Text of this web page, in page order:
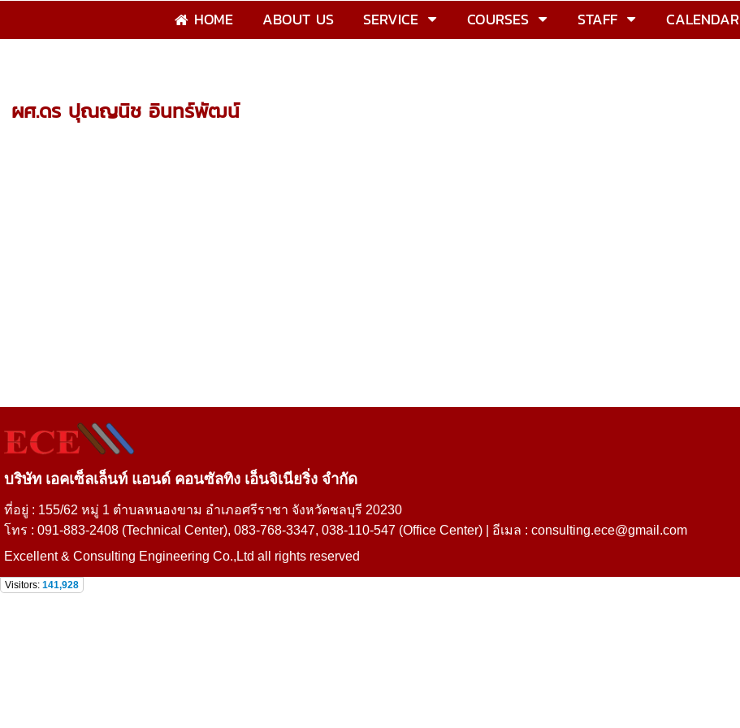
HOME ABOUT US SERVICE COURSES STAFF CALENDAR
ผศ.ดร ปุณญนิช อินทร์พัฒน์
บริษัท เอคเซ็ลเล็นท์ แอนด์ คอนซัลทิง เอ็นจิเนียริ่ง จำกัด
ที่อยู่ : 155/62 หมู่ 1 ตำบลหนองขาม อำเภอศรีราชา จังหวัดชลบุรี 20230
โทร : 091-883-2408 (Technical Center), 083-768-3347, 038-110-547 (Office Center) | อีเมล : consulting.ece@gmail.com
Excellent & Consulting Engineering Co.,Ltd all rights reserved
Visitors: 141,928